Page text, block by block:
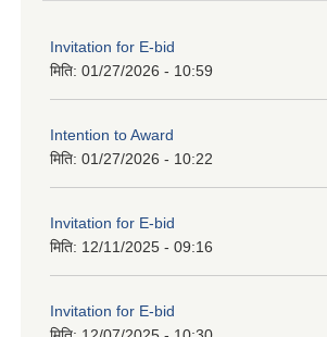
Invitation for E-bid
मिति: 01/27/2026 - 10:59
Intention to Award
मिति: 01/27/2026 - 10:22
Invitation for E-bid
मिति: 12/11/2025 - 09:16
Invitation for E-bid